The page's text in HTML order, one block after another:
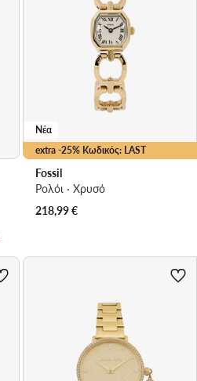
extra -25% Κωδικός: LAST
Νέα
Fossil
Ρολόι · Χρυσό
218,99€